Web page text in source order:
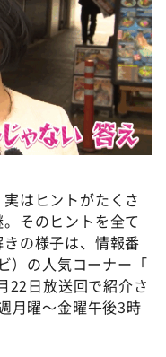
はヒントがたくさ
そのヒントを全て
の様子は、情報番
）の人気コーナー「
22日放送回で紹介さ
月曜～金曜午後3時